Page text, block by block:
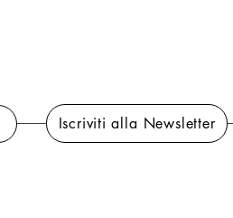
Iscriviti alla Newsletter